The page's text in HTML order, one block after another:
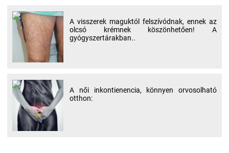
A visszerek maguktól felszívódnak, ennek az
olcsó krémnek köszönhetően! A
gyógyszertárakban..
A női inkontienencia, könnyen orvosolható
otthon: